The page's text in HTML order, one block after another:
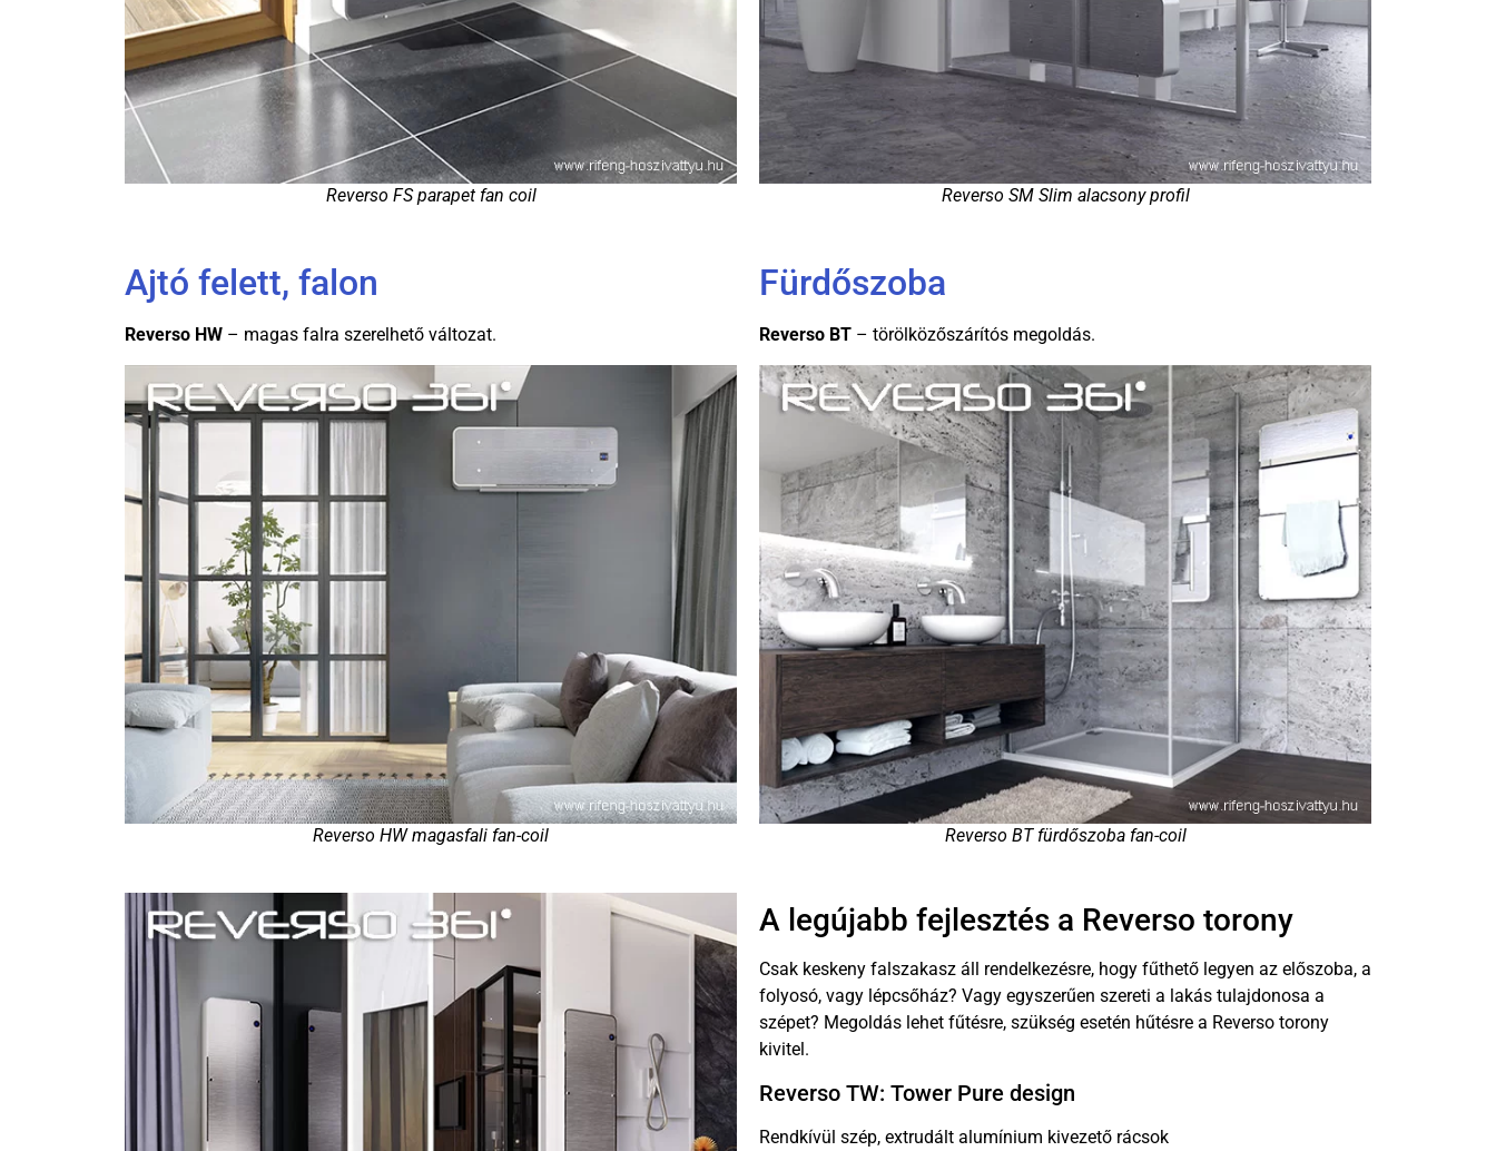
Reverso FS parapet fan coil Reverso SM Slim alacsony profil
Ajtó felett, falon
Reverso HW – magas falra szerelhető változat.
Reverso HW magasfali fan-coil
Fürdőszoba
Reverso BT – törölközőszárítós megoldás.
Reverso BT fürdőszoba fan-coil
A legújabb fejlesztés a Reverso torony
Csak keskeny falszakasz áll rendelkezésre, hogy fűthető legyen az előszoba, a
folyosó, vagy lépcsőház? Vagy egyszerűen szereti a lakás tulajdonosa a
szépet? Megoldás lehet fűtésre, szükség esetén hűtésre a Reverso torony
kivitel.
Reverso TW: Tower Pure design
Rendkívül szép, extrudált alumínium kivezető rácsok